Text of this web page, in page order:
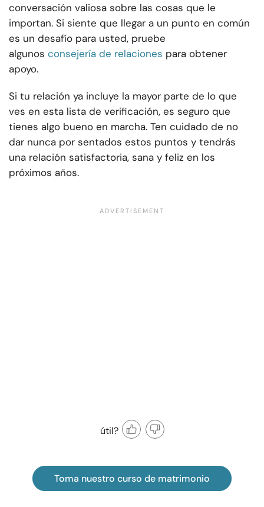
conversación valiosa sobre las cosas que le
importan. Si siente que llegar a un punto en común
es un desafío para usted, pruebe
algunos consejería de relaciones para obtener
apoyo.
Si tu relación ya incluye la mayor parte de lo que
ves en esta lista de verificación, es seguro que
tienes algo bueno en marcha. Ten cuidado de no
dar nunca por sentados estos puntos y tendrás
una relación satisfactoria, sana y feliz en los
próximos años.
útil?
Toma nuestro curso de matrimonio